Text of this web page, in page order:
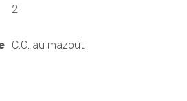
2
C.C. au mazout